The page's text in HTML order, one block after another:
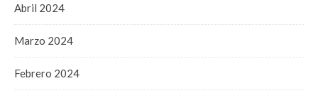
Abril 2024
Marzo 2024
Febrero 2024